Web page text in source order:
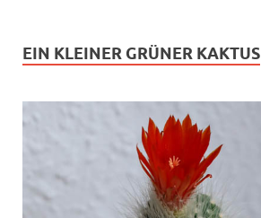
EIN KLEINER GRÜNER KAKTUS